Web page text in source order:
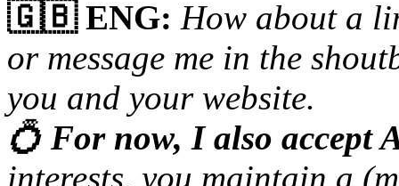
🇬🇧 ENG: How about a
or message me in the
you and your website.
💍 For now, I also accept
interests, you maintain a